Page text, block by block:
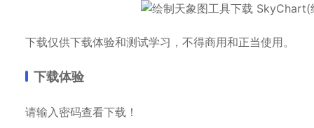
下载仅供下载体验和测试学习，不得商用和正当使用。
下载体验
请输入密码查看下载！